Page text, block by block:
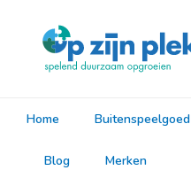
Home Buitenspeelgoed
Blog Merken